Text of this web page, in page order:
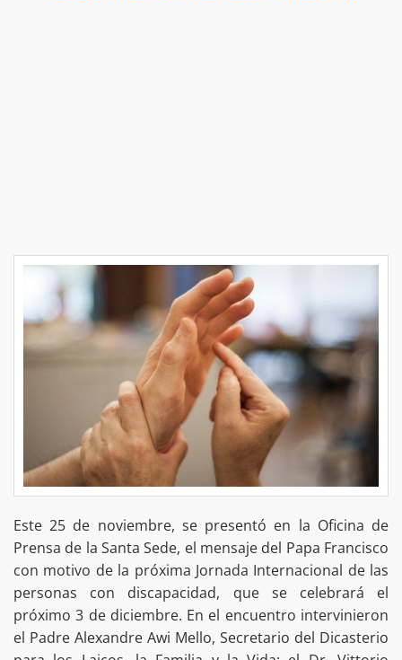
Este 25 de noviembre, se presentó en la Oficina de
Prensa de la Santa Sede, el mensaje del Papa Francisco
con motivo de la próxima Jornada Internacional de las
personas con discapacidad, que se celebrará el
próximo 3 de diciembre. En el encuentro intervinieron
el Padre Alexandre Awi Mello, Secretario del Dicasterio